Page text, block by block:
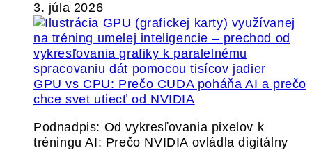
3. júla 2026
GPU vs CPU: Prečo CUDA poháňa AI a prečo
chce svet utiecť od NVIDIA
Podnadpis: Od vykresľovania pixelov k
tréningu AI: Prečo NVIDIA ovládla digitálny